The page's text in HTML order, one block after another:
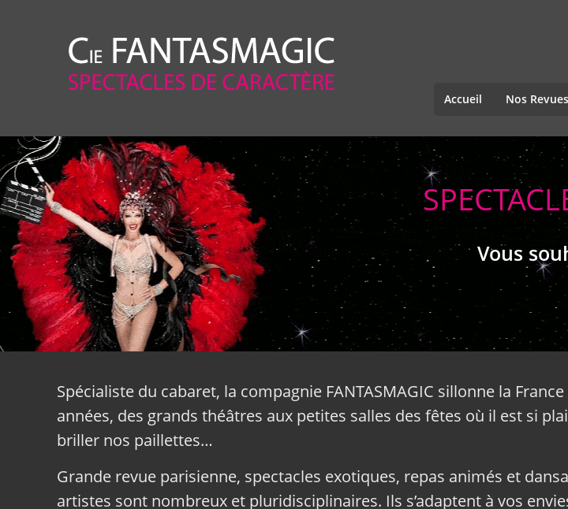
Accueil Nos Revues
Vous
Spécialiste du cabaret, la compagnie FANTASMAGIC sillonne la
années, des grands théâtres aux petites salles des fêtes où il est si
briller nos paillettes…
Grande revue parisienne, spectacles exotiques, repas animés et
artistes sont nombreux et pluridisciplinaires. Ils s’adaptent à vos